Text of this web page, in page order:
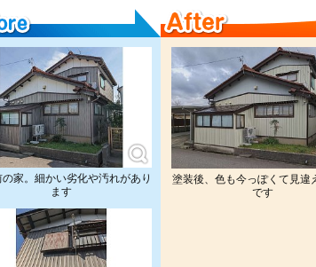
家。細かい劣化や汚れがあり
ます
塗装後、色も今っぽくて見違
です